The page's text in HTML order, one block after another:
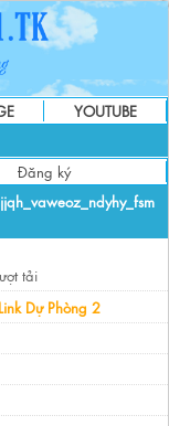
YOUTUBE
Đăng ký
tải
Link Dự Phòng 2